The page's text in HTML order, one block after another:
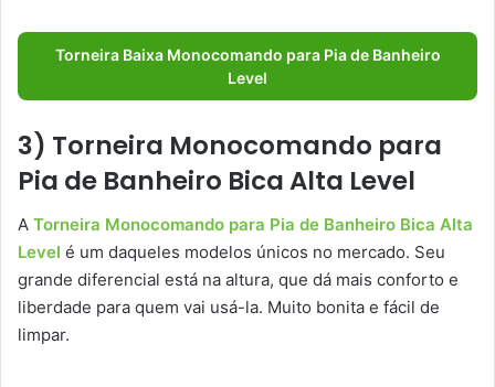
Torneira Baixa Monocomando para Pia de Banheiro
Level
3) Torneira Monocomando para
Pia de Banheiro Bica Alta Level
A Torneira Monocomando para Pia de Banheiro Bica Alta
Level é um daqueles modelos únicos no mercado. Seu
grande diferencial está na altura, que dá mais conforto e
liberdade para quem vai usá-la. Muito bonita e fácil de
limpar.